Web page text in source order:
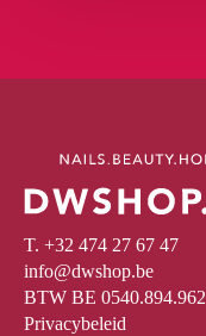
T. +32 474 27 67 47
info@dwshop.be
BTW BE 0540.894.962
Privacybeleid